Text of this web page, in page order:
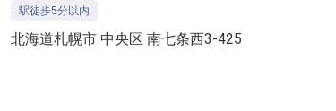
駅徒歩5分以内
北海道札幌市 中央区 南七条西3-425